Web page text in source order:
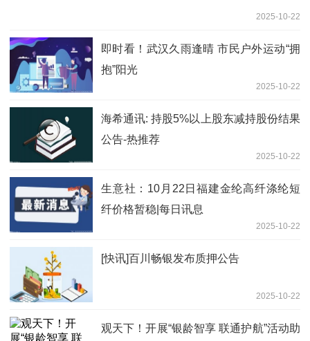
2025-10-22
即时看！武汉久雨逢晴 市民户外运动“拥
抱”阳光
2025-10-22
海希通讯: 持股5%以上股东减持股份结果
公告-热推荐
2025-10-22
生意社：10月22日福建金纶高纤涤纶短
纤价格暂稳|每日讯息
2025-10-22
[快讯]百川畅银发布质押公告
2025-10-22
观天下！开展“银龄智享 联通护航”活动助